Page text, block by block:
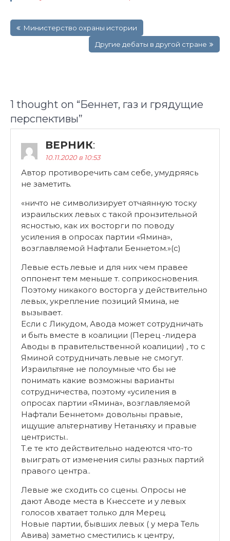
по Министерство охраны истории
Другие дебаты в другой стране
1 thought on “Беннет, газ и грядущие
перспективы”
ВЕРНИК:
10.11.2020 в 10:53
Автор противоречить сам себе, умудряясь
не заметить.
«ничто не символизирует отчаянную тоску
израильских левых с такой пронзительной
ясностью, как их восторги по поводу
усиления в опросах партии «Ямина»,
возглавляемой Нафтали Беннетом.»(с)
Левые есть левые и для них чем правее
оппонент тем меньше т. соприкосновения.
Поэтому никакого восторга у действительно
левых, укрепление позиций Ямина, не
вызывает.
Если с Ликудом, Авода может сотрудничать
и быть вместе в коалиции (Перец -лидера
Аводы в правительственной коалиции) , то с
Яминой сотрудничать левые не смогут.
Израильтяне не полоумные что бы не
понимать какие возможны варианты
сотрудничества, поэтому «усиления в
опросах партии «Ямина», возглавляемой
Нафтали Беннетом» довольны правые,
ищущие альтернативу Нетаньяху и правые
центристы..
Т.е те кто действительно надеются что-то
выиграть от изменения силы разных партий
правого центра..
Левые же сходить со сцены. Опросы не
дают Аводе места в Кнессете и у левых
голосов хватает только для Мерец.
Новые партии, бывших левых ( у мера Тель
Авива) заметно сместились к центру,